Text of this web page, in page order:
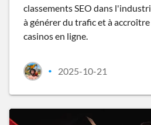
classements SEO dans
à générer du trafic et à
casinos en ligne.
• 2025-10-21